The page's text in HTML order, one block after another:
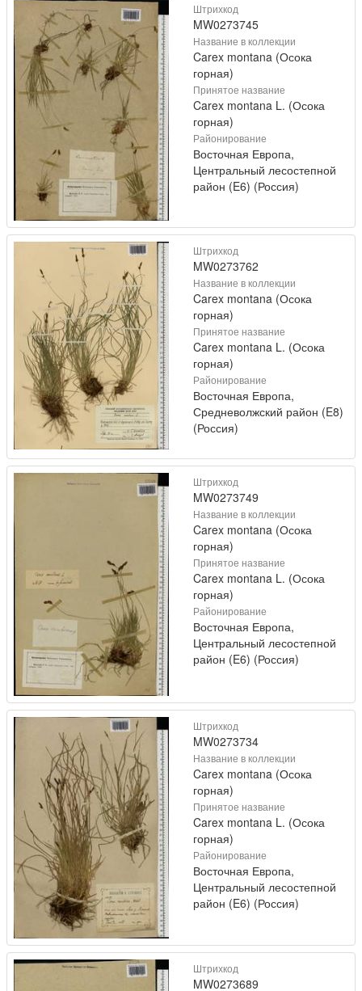
Штрихкод
MW0273745
Название в коллекции
Carex montana (Осока
горная)
Принятое название
Carex montana L. (Осока
горная)
Районирование
Восточная Европа,
Центральный лесостепной
район (E6) (Россия)
Штрихкод
MW0273762
Название в коллекции
Carex montana (Осока
горная)
Принятое название
Carex montana L. (Осока
горная)
Районирование
Восточная Европа,
Средневолжский район (E8)
(Россия)
Штрихкод
MW0273749
Название в коллекции
Carex montana (Осока
горная)
Принятое название
Carex montana L. (Осока
горная)
Районирование
Восточная Европа,
Центральный лесостепной
район (E6) (Россия)
Штрихкод
MW0273734
Название в коллекции
Carex montana (Осока
горная)
Принятое название
Carex montana L. (Осока
горная)
Районирование
Восточная Европа,
Центральный лесостепной
район (E6) (Россия)
Штрихкод
MW0273689